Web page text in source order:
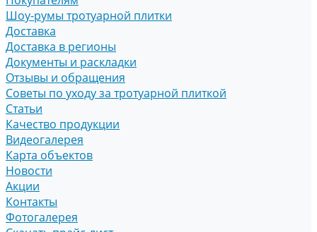
Шоу-румы тротуарной плитки
Доставка
Доставка в регионы
Документы и раскладки
Отзывы и обращения
Советы по уходу за тротуарной плиткой
Статьи
Качество продукции
Видеогалерея
Карта объектов
Новости
Акции
Контакты
Фотогалерея